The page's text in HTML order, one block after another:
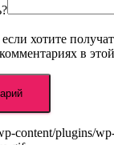
хотите
в